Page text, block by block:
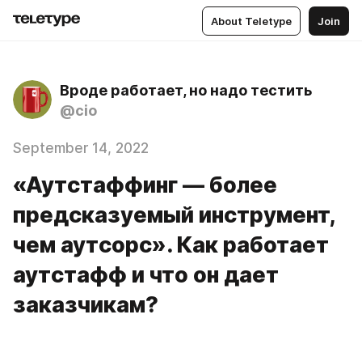
About Teletype Join
Вроде работает, но надо тестить
@cio
September 14, 2022
«Аутстаффинг — более
предсказуемый инструмент,
чем аутсорс». Как работает
аутстафф и что он дает
заказчикам?